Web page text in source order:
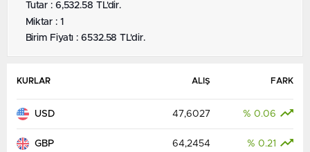
Tutar : 6,532.58 TL'dir.
Miktar : 1
Birim Fiyatı : 6532.58 TL'dir.
KURLAR ALIŞ FARK
USD 47,6027 % 0.06
GBP 64,2454 % 0.21